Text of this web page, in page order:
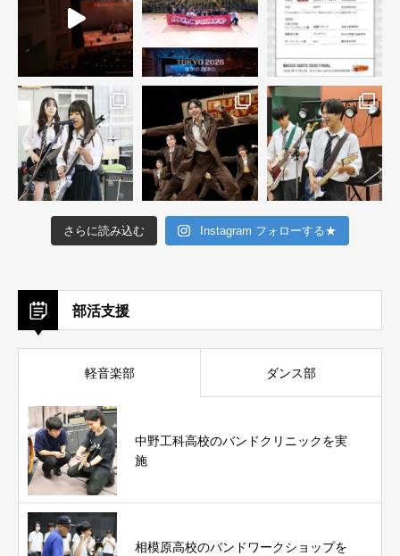
さらに読み込む Instagram フォローする★
部活支援
軽音楽部 ダンス部
中野工科高校のバンドクリニックを実
施
相模原高校のバンドワークショップを